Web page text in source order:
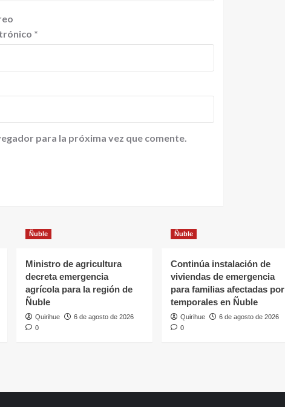
*
para la próxima vez que comente.
Ñuble
Ministro de agricultura
decreta emergencia
agrícola para la región de
Ñuble
Quirihue
6 de agosto de 2026
0
Ñuble
Continúa instalación de
viviendas de emergencia
para familias afectadas por
temporales en Ñuble
Quirihue
6 de agosto de 2026
0